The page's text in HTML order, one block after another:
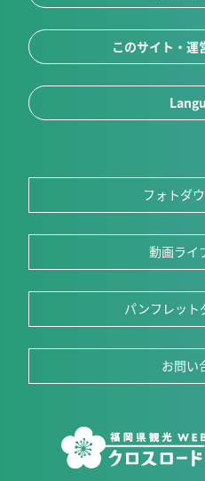
このサイト・運
フォトダ
動画ライ
パンフレット
お問い